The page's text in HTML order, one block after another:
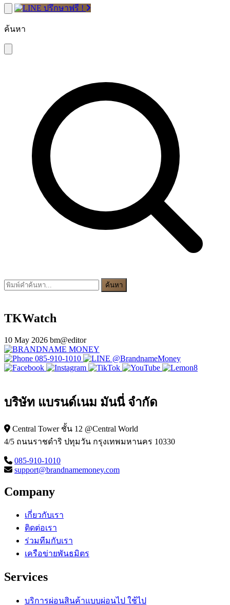
ปรึกษาฟรี !
ค้นหา
ค้นหา
TKWatch
10 May 2026 bm@editor
085-910-1010 @BrandnameMoney
บริษัท แบรนด์เนม มันนี่ จำกัด
Central Tower ชั้น 12 @Central World
4/5 ถนนราชดำริ ปทุมวัน กรุงเทพมหานคร 10330
085-910-1010
support@brandnamemoney.com
Company
เกี่ยวกับเรา
ติดต่อเรา
ร่วมทีมกับเรา
เครือข่ายพันธมิตร
Services
บริการผ่อนสินค้าแบบผ่อนไป ใช้ไป